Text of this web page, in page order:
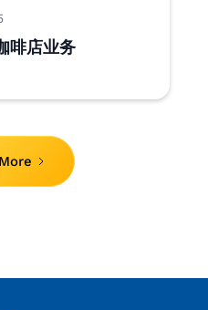
啡店业务